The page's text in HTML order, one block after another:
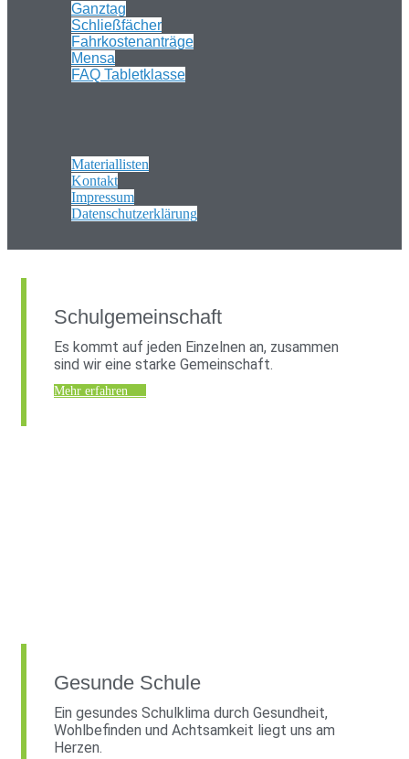
Ganztag
Schließfächer
Fahrkostenanträge
Mensa
FAQ Tabletklasse
Materiallisten
Kontakt
Impressum
Datenschutzerklärung
Schulgemeinschaft
Es kommt auf jeden Einzelnen an, zusammen
sind wir eine starke Gemeinschaft.
Mehr erfahren
Gesunde Schule
Ein gesundes Schulklima durch Gesundheit,
Wohlbefinden und Achtsamkeit liegt uns am
Herzen.